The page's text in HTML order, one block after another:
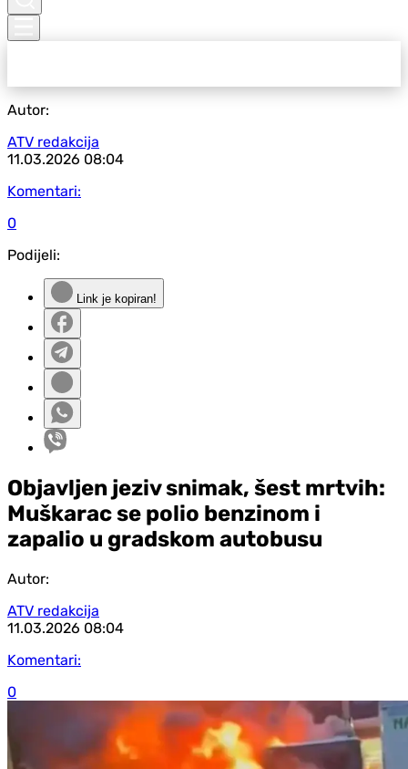
Autor:
ATV redakcija
11.03.2026 08:04
Komentari:
0
Podijeli:
Link je kopiran!
Objavljen jeziv snimak, šest mrtvih:
Muškarac se polio benzinom i
zapalio u gradskom autobusu
Autor:
ATV redakcija
11.03.2026 08:04
Komentari:
0